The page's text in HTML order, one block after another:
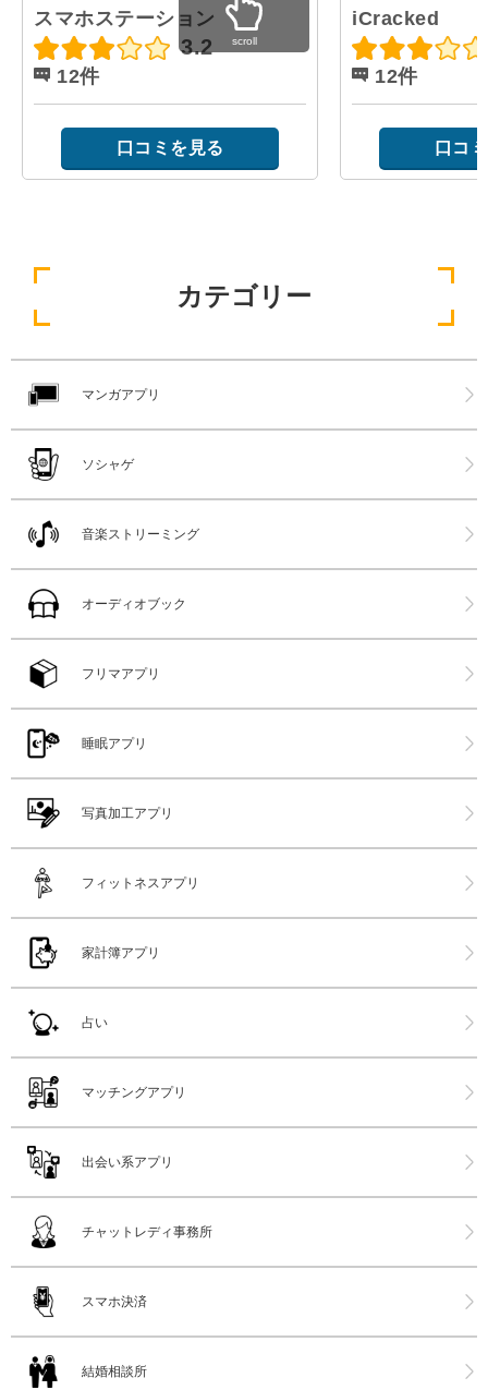
スマホステーション
3.2
12件
口コミを見る
iCracked
12件
口コ
scroll
カテゴリー
マンガアプリ
ソシャゲ
音楽ストリーミング
オーディオブック
フリマアプリ
睡眠アプリ
写真加工アプリ
フィットネスアプリ
家計簿アプリ
占い
マッチングアプリ
出会い系アプリ
チャットレディ事務所
スマホ決済
結婚相談所